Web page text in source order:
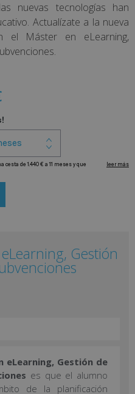
nuevas tecnologías han
Actualízate a la nueva
el Máster en eLearning,
Gestión
eLearning, Gestión de
es que el alumno
de la planificación